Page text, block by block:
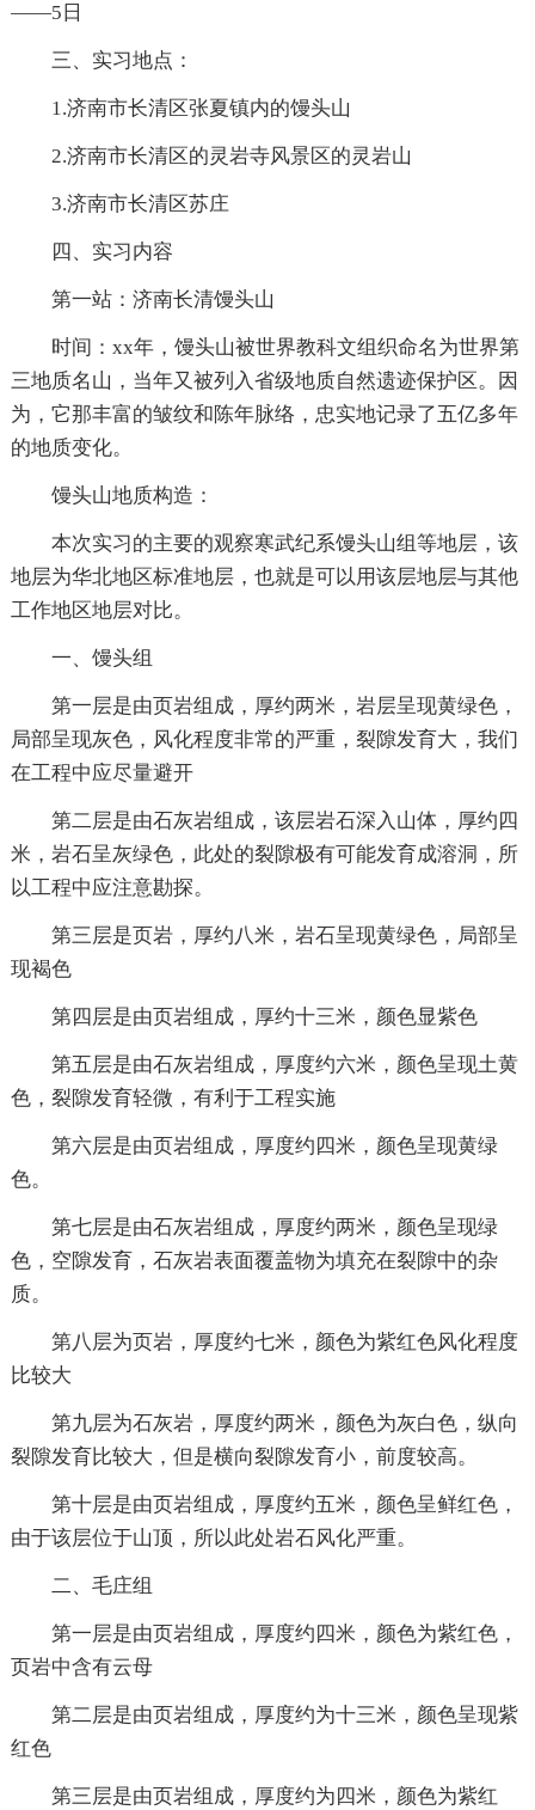
——5日
三、实习地点：
1.济南市长清区张夏镇内的馒头山
2.济南市长清区的灵岩寺风景区的灵岩山
3.济南市长清区苏庄
四、实习内容
第一站：济南长清馒头山
时间：xx年，馒头山被世界教科文组织命名为世界第
三地质名山，当年又被列入省级地质自然遗迹保护区。因
为，它那丰富的皱纹和陈年脉络，忠实地记录了五亿多年
的地质变化。
馒头山地质构造：
本次实习的主要的观察寒武纪系馒头山组等地层，该
地层为华北地区标准地层，也就是可以用该层地层与其他
工作地区地层对比。
一、馒头组
第一层是由页岩组成，厚约两米，岩层呈现黄绿色，
局部呈现灰色，风化程度非常的严重，裂隙发育大，我们
在工程中应尽量避开
第二层是由石灰岩组成，该层岩石深入山体，厚约四
米，岩石呈灰绿色，此处的裂隙极有可能发育成溶洞，所
以工程中应注意勘探。
第三层是页岩，厚约八米，岩石呈现黄绿色，局部呈
现褐色
第四层是由页岩组成，厚约十三米，颜色显紫色
第五层是由石灰岩组成，厚度约六米，颜色呈现土黄
色，裂隙发育轻微，有利于工程实施
第六层是由页岩组成，厚度约四米，颜色呈现黄绿
色。
第七层是由石灰岩组成，厚度约两米，颜色呈现绿
色，空隙发育，石灰岩表面覆盖物为填充在裂隙中的杂
质。
第八层为页岩，厚度约七米，颜色为紫红色风化程度
比较大
第九层为石灰岩，厚度约两米，颜色为灰白色，纵向
裂隙发育比较大，但是横向裂隙发育小，前度较高。
第十层是由页岩组成，厚度约五米，颜色呈鲜红色，
由于该层位于山顶，所以此处岩石风化严重。
二、毛庄组
第一层是由页岩组成，厚度约四米，颜色为紫红色，
页岩中含有云母
第二层是由页岩组成，厚度约为十三米，颜色呈现紫
红色
第三层是由页岩组成，厚度约为四米，颜色为紫红